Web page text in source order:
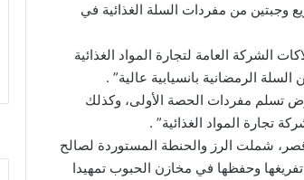
وجبتين من مفردات السلة الغذائية في
الشركة العامة لتجارة المواد الغذائية
الرمضانية بانسيابية عالية” .
تسلم مفردات الحصة الأولى، وكذلك
تجارة المواد الغذائية” .
قصر، شملت الرز والحنطة المستوردة لصالح
تفريغها وحفظها في مخازن الحبوب تمهيدا